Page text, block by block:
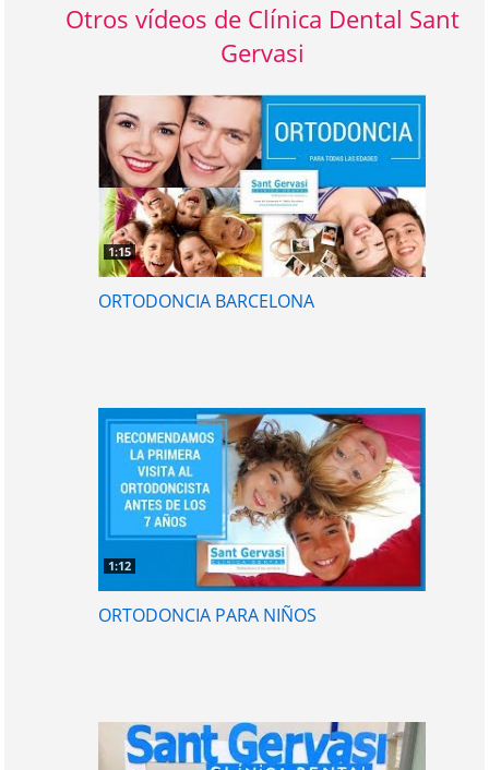
Otros vídeos de Clínica Dental Sant
Gervasi
1:15
ORTODONCIA BARCELONA
1:12
ORTODONCIA PARA NIÑOS